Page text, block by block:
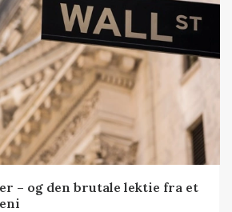
– og den brutale lektie fra et